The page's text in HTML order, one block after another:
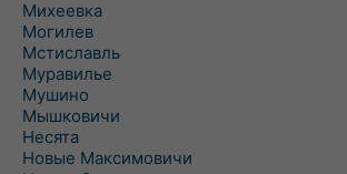
Михеевка
Могилев
Мстиславль
Муравилье
Мушино
Мышковичи
Несята
Новые Максимовичи